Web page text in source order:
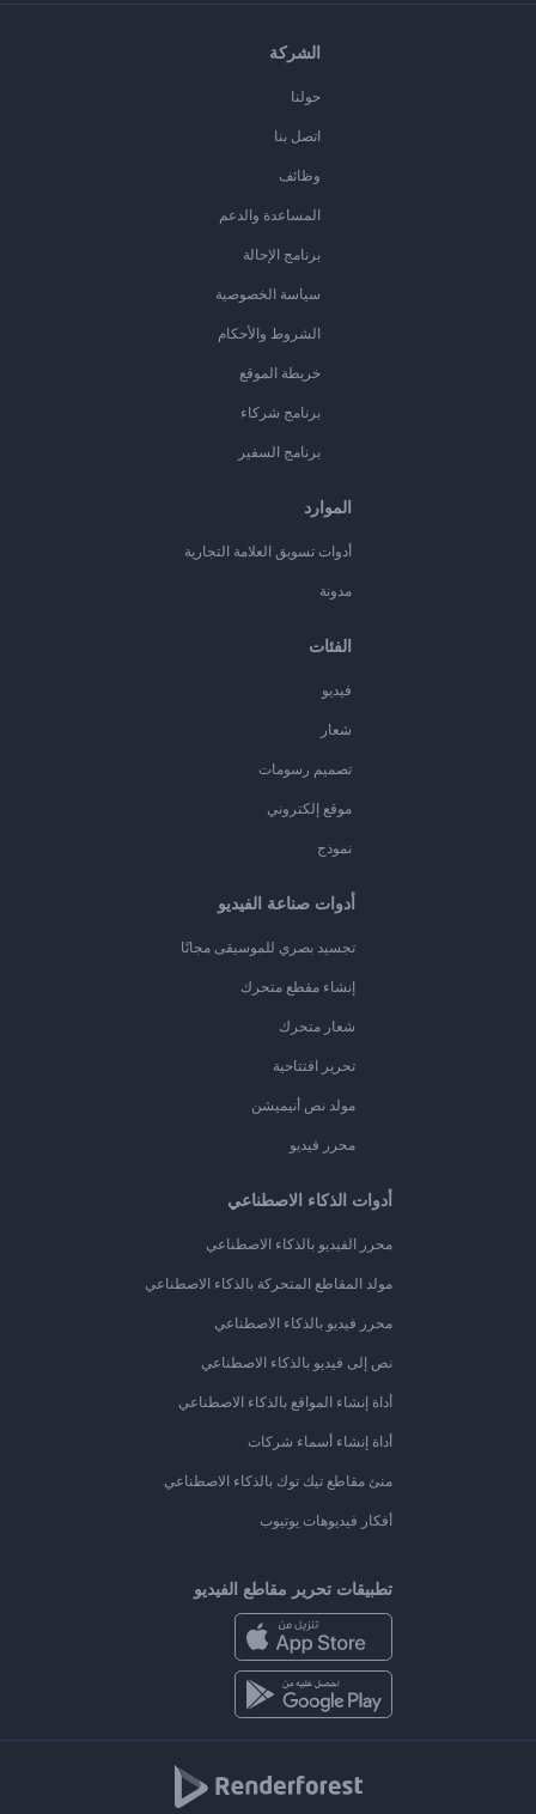
الشركة
حولنا
اتصل بنا
وظائف
المساعدة والدعم
برنامج الإحالة
سياسة الخصوصية
الشروط والأحكام
خريطة الموقع
برنامج شركاء
برنامج السفير
الموارد
أدوات تسويق العلامة التجارية
مدونة
الفئات
فيديو
شعار
تصميم رسومات
موقع إلكتروني
نموذج
أدوات صناعة الفيديو
تجسيد بصري للموسيقى مجانًا
إنشاء مقطع متحرك
شعار متحرك
تحرير افتتاحية
مولد نص أنيميشن
محرر فيديو
أدوات الذكاء الاصطناعي
محرر الفيديو بالذكاء الاصطناعي
مولد المقاطع المتحركة بالذكاء الاصطناعي
محرر فيديو بالذكاء الاصطناعي
نص إلى فيديو بالذكاء الاصطناعي
أداة إنشاء المواقع بالذكاء الاصطناعي
أداة إنشاء أسماء شركات
منئ مقاطع تيك توك بالذكاء الاصطناعي
أفكار فيديوهات يوتيوب
تطبيقات تحرير مقاطع الفيديو